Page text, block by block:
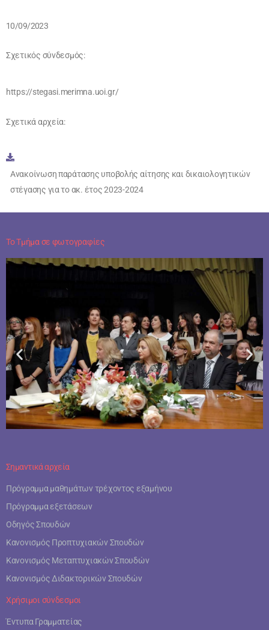
10/09/2023
Σχετικός σύνδεσμός:
https://stegasi.merimna.uoi.gr/
Σχετικά αρχεία:
Ανακοίνωση παράτασης υποβολής αίτησης και δικαιολογητικών
στέγασης για το ακ. έτος 2023-2024
Το Τμήμα σε φωτογραφίες
Σημαντικά αρχεία
Πρόγραμμα μαθημάτων τρέχοντος εξαμήνου
Πρόγραμμα εξετάσεων
Οδηγός Σπουδών
Κανονισμός Προπτυχιακών Σπουδών
Κανονισμός Μεταπτυχιακών Σπουδών
Κανονισμός Διδακτορικών Σπουδών
Χρήσιμοι σύνδεσμοι
Έντυπα Γραμματείας